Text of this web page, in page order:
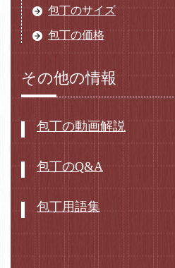
包丁のサイズ
包丁の価格
その他の情報
包丁の動画解説
包丁のQ&A
包丁用語集